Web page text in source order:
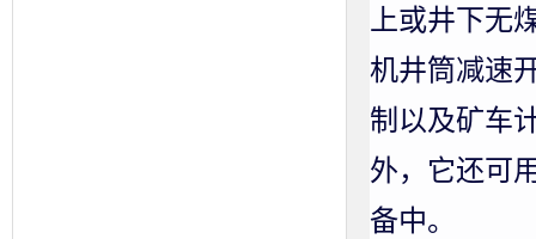
上或井下无
机井筒减速
制以及矿车
外，它还可
备中。